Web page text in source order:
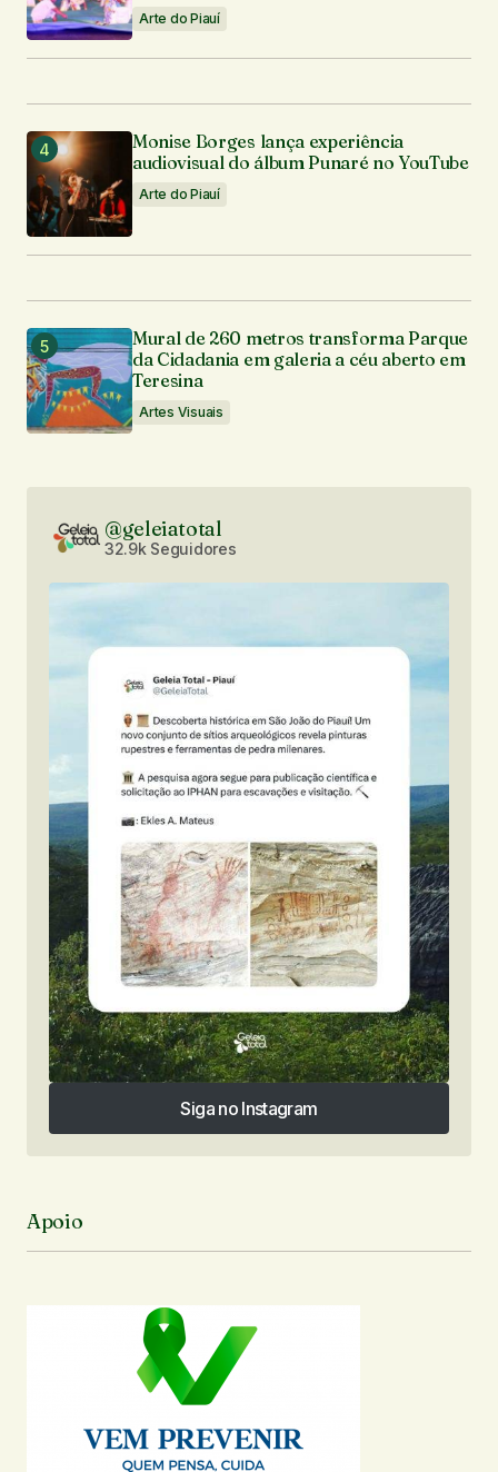
Arte do Piauí
Monise Borges lança experiência
audiovisual do álbum Punaré no YouTube
Arte do Piauí
Mural de 260 metros transforma Parque
da Cidadania em galeria a céu aberto em
Teresina
Artes Visuais
@geleiatotal
32.9k Seguidores
Siga no Instagram
Siga no Instagram
Apoio